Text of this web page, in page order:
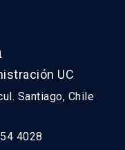
UC
Santiago, Chile
4028